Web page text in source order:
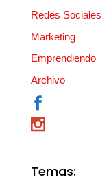
Redes Sociales
Marketing
Emprendiendo
Archivo
Temas: